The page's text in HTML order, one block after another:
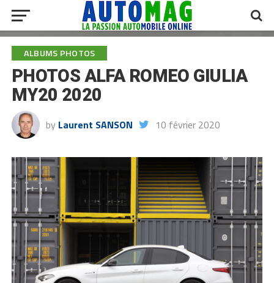
ALBUMS PHOTOS
PHOTOS ALFA ROMEO GIULIA
MY20 2020
by Laurent SANSON 10 février 2020